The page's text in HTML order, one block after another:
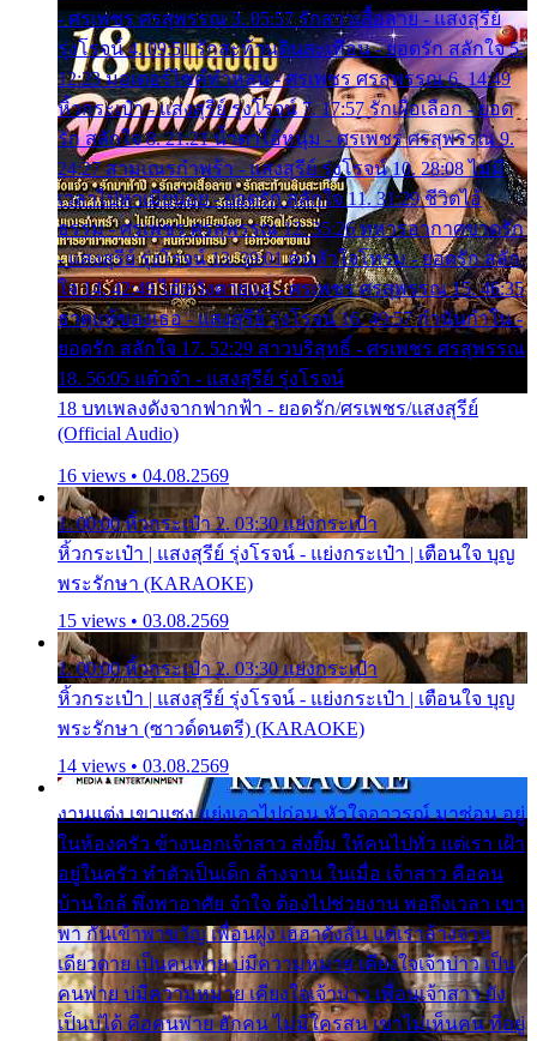
- ศรเพชร ศรสุพรรณ 3. 05:57 รักสาวเสื้อลาย - แสงสุรีย์
รุ่งโรจน์ 4. 09:51 รักสะท้านดินสะเทือน - ยอดรัก สลักใจ 5.
12:23 มอเตอร์ไซค์ทำหล่น - ศรเพชร ศรสุพรรณ 6. 14:49
หิ้วกระเป๋า - แสงสุรีย์ รุ่งโรจน์ 7. 17:57 รักเผื่อเลือก - ยอด
รัก สลักใจ 8. 21:21 น้ำตาไอ้หนุ่ม - ศรเพชร ศรสุพรรณ 9.
24:27 สามเณรกำพร้า - แสงสุรีย์ รุ่งโรจน์ 10. 28:08 ไม่มี
เวลาไปหาเมียน้อย - ยอดรัก สลักใจ 11. 31:29 ชีวิตไอ้
ธรรม - ศรเพชร ศรสุพรรณ 12. 35:26 ทหารอากาศขาดรัก
- แสงสุรีย์ รุ่งโรจน์ 13. 39:01 คนหัวใจโทรม - ยอดรัก สลัก
ใจ 14. 42:49 ไอ้หวังตายแน่ - ศรเพชร ศรสุพรรณ 15. 46:35
ธาตุแท้ของเธอ - แสงสุรีย์ รุ่งโรจน์ 16. 49:57 กำนันกำใน -
ยอดรัก สลักใจ 17. 52:29 สาวบริสุทธิ์ - ศรเพชร ศรสุพรรณ
18. 56:05 แต๋วจ๋า - แสงสุรีย์ รุ่งโรจน์
18 บทเพลงดังจากฟากฟ้า - ยอดรัก/ศรเพชร/แสงสุรีย์
(Official Audio)
16 views • 04.08.2569
1. 00:00 หิ้วกระเป๋า 2. 03:30 แย่งกระเป๋า
หิ้วกระเป๋า | แสงสุรีย์ รุ่งโรจน์ - แย่งกระเป๋า | เตือนใจ บุญ
พระรักษา (KARAOKE)
15 views • 03.08.2569
1. 00:00 หิ้วกระเป๋า 2. 03:30 แย่งกระเป๋า
หิ้วกระเป๋า | แสงสุรีย์ รุ่งโรจน์ - แย่งกระเป๋า | เตือนใจ บุญ
พระรักษา (ซาวด์ดนตรี) (KARAOKE)
14 views • 03.08.2569
งานแต่ง เขาแซง แย่งเอาไปก่อน หัวใจอาวรณ์ มาซ่อน อยู่
ในห้องครัว ข้างนอกเจ้าสาว ส่งยิ้ม ให้คนไปทั่ว แต่เรา เฝ้า
อยู่ในครัว ทำตัวเป็นเด็ก ล้างจาน ในเมื่อ เจ้าสาว คือคน
บ้านใกล้ พึ่งพาอาศัย จำใจ ต้องไปช่วยงาน พอถึงเวลา เขา
พา กันเข้าพาขวัญ เพื่อนฝูง เฮฮาดังลั่น แต่เราล้างจาน
เดียวดาย เป็นคนพ่าย บ่มีความหมาย เคียงใจเจ้าบ่าว เป็น
คนพ่าย บ่มีความหมาย เคียงใจเจ้าบ่าว เพื่อนเจ้าสาว ยัง
เป็นบ่ได้ คือคนพ่าย ฮักคน ไม่มีใครสน เขาไม่เห็นคน ที่อยู่